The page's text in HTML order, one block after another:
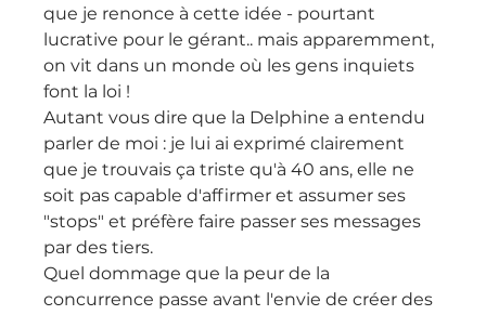
que je renonce à cette idée - pourtant
lucrative pour le gérant.. mais apparemment,
on vit dans un monde où les gens inquiets
font la loi !
Autant vous dire que la Delphine a entendu
parler de moi : je lui ai exprimé clairement
que je trouvais ça triste qu'à 40 ans, elle ne
soit pas capable d'affirmer et assumer ses
"stops" et préfère faire passer ses messages
par des tiers.
Quel dommage que la peur de la
concurrence passe avant l'envie de créer des